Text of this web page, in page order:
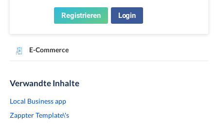
Registrieren Login
E-Commerce
Verwandte Inhalte
Local Business app
Zappter Template\'s